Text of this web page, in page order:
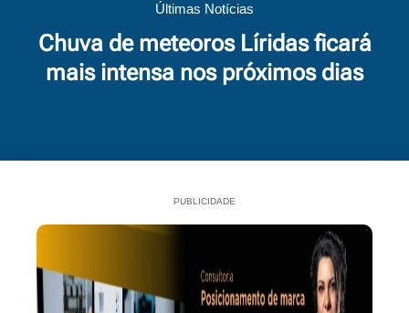
Últimas Notícias
Chuva de meteoros Líridas ficará
mais intensa nos próximos dias
PUBLICIDADE